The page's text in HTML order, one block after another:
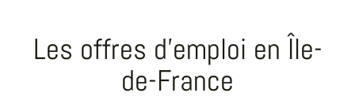
Les offres d'emploi en Île-
de-France